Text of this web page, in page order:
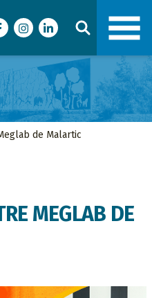
InstagramLinkedIn
de Malartic
MEGLAB DE